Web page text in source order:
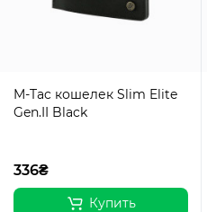
M-Tac кошелек Slim Elite
Gen.II Black
336₴
Купить